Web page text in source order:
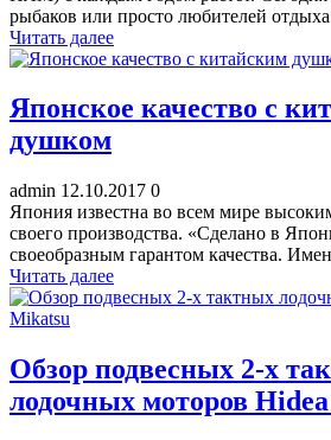
рыбаков или просто любителей
Читать далее
Японское качество с
душком
admin 12.10.2017 0
Япония известна во всем мире
своего производства. «Сделано в
своеобразным гарантом качества.
Читать далее
Обзор подвесных 2-х
лодочных моторов